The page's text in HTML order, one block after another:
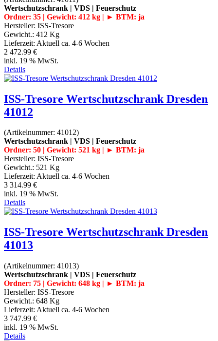
Wertschutzschrank | VDS | Feuerschutz
Ordner: 35 | Gewicht: 412 kg | ► BTM: ja
Hersteller: ISS-Tresore
Gewicht.: 412 Kg
Lieferzeit: Aktuell ca. 4-6 Wochen
2 472.99 €
inkl. 19 % MwSt.
Details
ISS-Tresore Wertschutzschrank Dresden
41012
(Artikelnummer: 41012)
Wertschutzschrank | VDS | Feuerschutz
Ordner: 50 | Gewicht: 521 kg | ► BTM: ja
Hersteller: ISS-Tresore
Gewicht.: 521 Kg
Lieferzeit: Aktuell ca. 4-6 Wochen
3 314.99 €
inkl. 19 % MwSt.
Details
ISS-Tresore Wertschutzschrank Dresden
41013
(Artikelnummer: 41013)
Wertschutzschrank | VDS | Feuerschutz
Ordner: 75 | Gewicht: 648 kg | ► BTM: ja
Hersteller: ISS-Tresore
Gewicht.: 648 Kg
Lieferzeit: Aktuell ca. 4-6 Wochen
3 747.99 €
inkl. 19 % MwSt.
Details